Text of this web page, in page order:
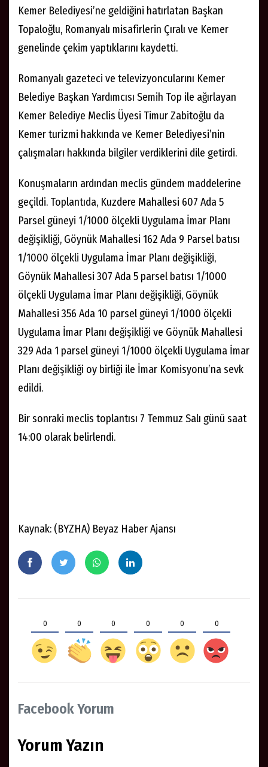
Kemer Belediyesi’ne geldiğini hatırlatan Başkan
Topaloğlu, Romanyalı misafirlerin Çıralı ve Kemer
genelinde çekim yaptıklarını kaydetti.
Romanyalı gazeteci ve televizyoncularını Kemer
Belediye Başkan Yardımcısı Semih Top ile ağırlayan
Kemer Belediye Meclis Üyesi Timur Zabitoğlu da
Kemer turizmi hakkında ve Kemer Belediyesi’nin
çalışmaları hakkında bilgiler verdiklerini dile getirdi.
Konuşmaların ardından meclis gündem maddelerine
geçildi. Toplantıda, Kuzdere Mahallesi 607 Ada 5
Parsel güneyi 1/1000 ölçekli Uygulama İmar Planı
değişikliği, Göynük Mahallesi 162 Ada 9 Parsel batısı
1/1000 ölçekli Uygulama İmar Planı değişikliği,
Göynük Mahallesi 307 Ada 5 parsel batısı 1/1000
ölçekli Uygulama İmar Planı değişikliği, Göynük
Mahallesi 356 Ada 10 parsel güneyi 1/1000 ölçekli
Uygulama İmar Planı değişikliği ve Göynük Mahallesi
329 Ada 1 parsel güneyi 1/1000 ölçekli Uygulama İmar
Planı değişikliği oy birliği ile İmar Komisyonu’na sevk
edildi.
Bir sonraki meclis toplantısı 7 Temmuz Salı günü saat
14:00 olarak belirlendi.
Kaynak: (BYZHA) Beyaz Haber Ajansı
0 0 0 0 0 0
Facebook Yorum
Yorum Yazın